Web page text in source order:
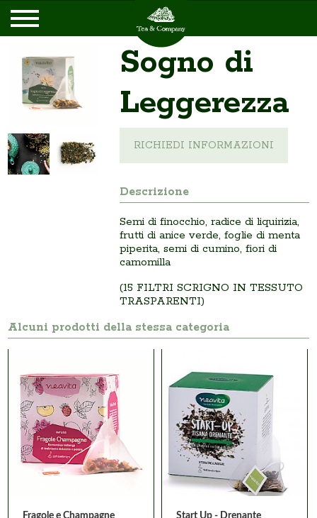
Sogno di
Leggerezza
RICHIEDI INFORMAZIONI
Descrizione
Semi di finocchio, radice di liquirizia,
frutti di anice verde, foglie di menta
piperita, semi di cumino, fiori di
camomilla
(15 FILTRI SCRIGNO IN TESSUTO
TRASPARENTI)
Alcuni prodotti della stessa categoria
Fragole e Champagne Start Up - Drenante